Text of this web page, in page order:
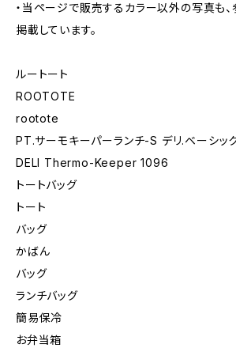
・当ページで販売するカラー以外の写真も、
掲載しています。
ルートート
ROOTOTE
rootote
PT.サーモキーパーランチ-S デリ.ベーシッ
DELI Thermo-Keeper 1096
トートバッグ
トート
バッグ
かばん
バッグ
ランチバッグ
簡易保冷
お弁当箱